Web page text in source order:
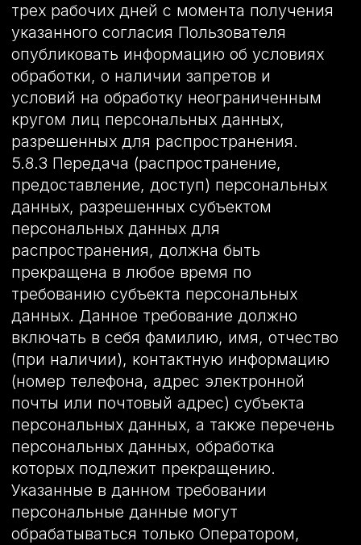
информации" от 27.07.2006 N 149-ФЗ;
– уставные документы Оператора;
– договоры, заключаемые между
оператором и субъектом персональных
данных;
– федеральные законы, иные
нормативно-правовые акты в сфере
защиты персональных данных;
– согласия Пользователей на обработку
их персональных данных, на обработку
персональных данных, разрешенных для
распространения.
8.2. Оператор обрабатывает
персональные данные Пользователя
только в случае их заполнения и/или
отправки Пользователем
самостоятельно через специальные
формы, расположенные на сайте http://
оклейка-авто-пленкой.com или
направленные Оператору посредством
электронной почты. Заполняя
соответствующие формы и/или
отправляя свои персональные данные
Оператору, Пользователь выражает свое
согласие с данной Политикой.
8.3. Оператор обрабатывает
обезличенные данные о Пользователе в
случае, если это разрешено в
настройках браузера Пользователя
(включено сохранение файлов «cookie» и
использование технологии JavaScript).
8.4. Субъект персональных данных
самостоятельно принимает решение о
предоставлении его персональных
данных и дает согласие свободно, своей